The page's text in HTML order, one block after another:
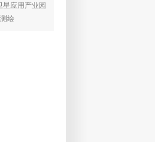
星应用产业园
绘